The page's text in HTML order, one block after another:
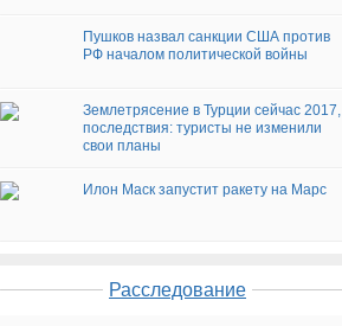
Пушков назвал санкции США против
РФ началом политической войны
Землетрясение в Турции сейчас 2017,
последствия: туристы не изменили
свои планы
Илон Маск запустит ракету на Марс
Расследование